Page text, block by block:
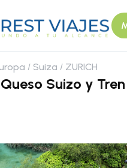
Suiza ZURICH
Suizo y